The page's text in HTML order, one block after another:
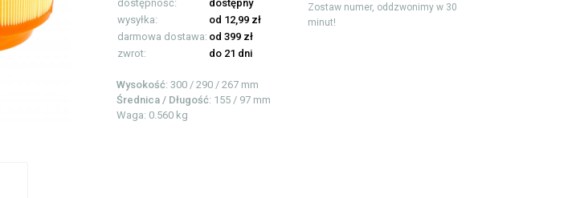
dostępność:
dostępny
wysyłka:
od 12,99 zł
darmowa dostawa: od 399 zł
zwrot:
do 21 dni
Wysokość: 300 / 290 / 267 mm
Średnica / Długość: 155 / 97 mm
Waga: 0.560 kg
Zostaw numer, oddzwonimy w 30
minut!